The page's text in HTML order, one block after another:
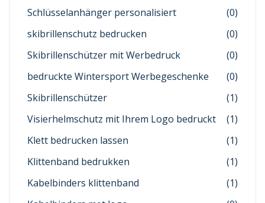
Schlüsselanhänger personalisiert
(0)
skibrillenschutz bedrucken
(0)
Skibrillenschützer mit Werbedruck
(0)
bedruckte Wintersport Werbegeschenke
(0)
Skibrillenschützer
(1)
Visierhelmschutz mit Ihrem Logo bedruckt
(1)
Klett bedrucken lassen
(1)
Klittenband bedrukken
(1)
Kabelbinders klittenband
(1)